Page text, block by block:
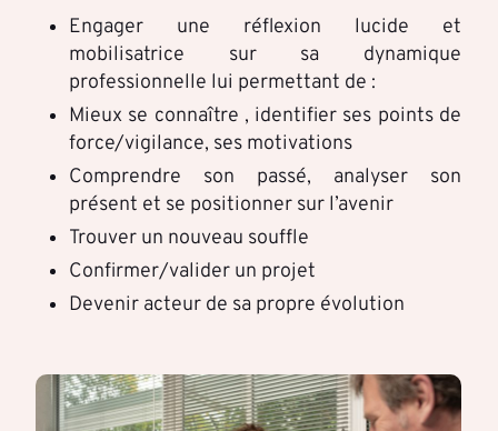
Engager une réflexion lucide et
mobilisatrice sur sa dynamique
professionnelle lui permettant de :
Mieux se connaître , identifier ses points de
force/vigilance, ses motivations
Comprendre son passé, analyser son
présent et se positionner sur l’avenir
Trouver un nouveau souffle
Confirmer/valider un projet
Devenir acteur de sa propre évolution